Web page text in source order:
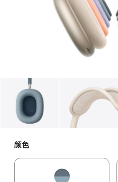
图库 1 图库
颜色